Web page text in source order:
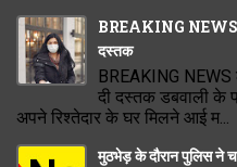
BREAKING NEWS
दस्तक
BREAKING NEWS
दी दस्तक डबवाली के
अपने रिश्तेदार के घर मिलने आई म...
मुठभेड़ के दौरान पुलिस ने